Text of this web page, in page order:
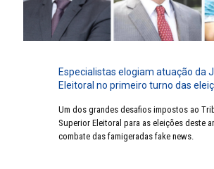
Especialistas elogiam atuação da
Eleitoral no primeiro turno das
Um dos grandes desafios impostos ao
Superior Eleitoral para as eleições deste
combate das famigeradas fake news.